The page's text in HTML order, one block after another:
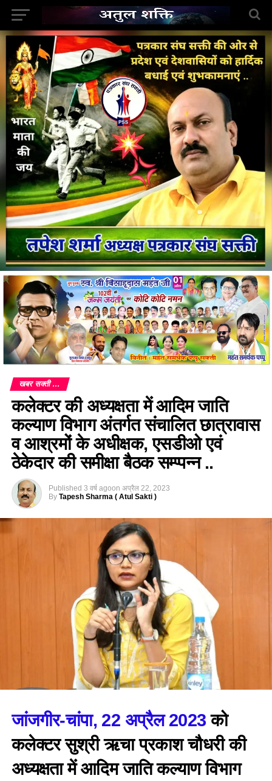
खबर सक्ती ...
कलेक्टर की अध्यक्षता में आदिम जाति
कल्याण विभाग अंतर्गत संचालित छात्रावास
व आश्रमों के अधीक्षक, एसडीओ एवं
ठेकेदार की समीक्षा बैठक सम्प्पन्न ..
Published 3 वर्ष agoon अप्रैल 22, 2023
By Tapesh Sharma ( Atul Sakti )
जांजगीर-चांपा, 22 अप्रैल 2023 को
कलेक्टर सुश्री ऋचा प्रकाश चौधरी की
अध्यक्षता में आदिम जाति कल्याण विभाग